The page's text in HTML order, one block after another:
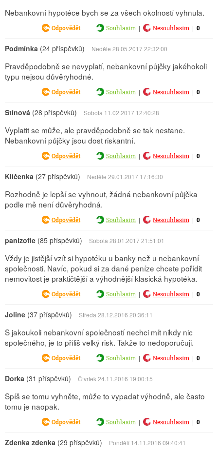
Nebankovní hypotéce bych se za všech okolností vyhnula.
Odpovědět Souhlasím | Nesouhlasím | 0
Podmínka (24 příspěvků) Neděle 28.05.2017 22:32:00
Pravděpodobně se nevyplatí, nebankovní půjčky jakéhokoli
typu nejsou důvěryhodné.
Odpovědět Souhlasím | Nesouhlasím | 0
Stínová (28 příspěvků) Sobota 11.02.2017 12:40:28
Vyplatit se může, ale pravděpodobně se tak nestane.
Nebankovní půjčky jsou dost riskantní.
Odpovědět Souhlasím | Nesouhlasím | 0
Klíčenka (27 příspěvků) Neděle 29.01.2017 17:16:30
Rozhodně je lepší se vyhnout, žádná nebankovní půjčka
podle mě není důvěryhodná.
Odpovědět Souhlasím | Nesouhlasím | 0
panizofie (85 příspěvků) Sobota 28.01.2017 21:51:01
Vždy je jistější vzít si hypotéku u banky než u nebankovní
společnosti. Navíc, pokud si za dané peníze chcete pořídit
nemovitost je praktičtější a výhodnější klasická hypotéka.
Odpovědět Souhlasím | Nesouhlasím | 0
Joline (37 příspěvků) Středa 28.12.2016 20:36:11
S jakoukoli nebankovní společností nechci mít nikdy nic
společného, je to příliš velký risk. Takže to nedoporučuji.
Odpovědět Souhlasím | Nesouhlasím | 0
Dorka (31 příspěvků) Čtvrtek 24.11.2016 19:00:15
Spíš se tomu vyhněte, může to vypadat výhodně, ale často
tomu je naopak.
Odpovědět Souhlasím | Nesouhlasím | 0
Zdenka zdenka (29 příspěvků) Pondělí 14.11.2016 09:40:41